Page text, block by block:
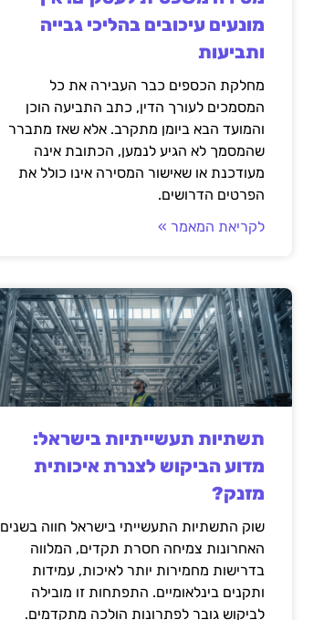
מונעים עיכובים בהליכי גבייה
ותביעות
מחלקת הכספים כבר העבירה את כל
המסמכים לעורך הדין, כתב התביעה הוכן
והמועד הבא ביומן מתקרב. אלא שאז מתברר
שהמסמך לא הגיע לנמען, הכתובת אינה
מעודכנת או שאישור המסירה אינו כולל את
הפרטים הדרושים.
לקריאת המאמר »
תשתיות תעשייתיות בישראל:
מדוע הביקוש לצנרת איכותית
מזנק?
שוק התשתיות התעשייתי בישראל חווה בשנים
האחרונות צמיחה חסרת תקדים, המלווה
בדרישות מחמירות יותר לאיכות, עמידות
ותקנים בינלאומיים. התפתחות זו מובילה
לביקוש גובר לפתרונות הולכה מתקדמים.